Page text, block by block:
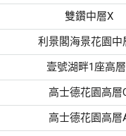
雙鑽中層X
利景閣海景花園中
壹號湖畔1座高
高士德花園高層
高士德花園高層